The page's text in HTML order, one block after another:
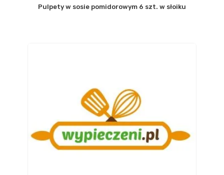
Pulpety w sosie pomidorowym 6 szt. w słoiku